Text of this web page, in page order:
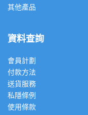
其他產品
資料查詢
會員計劃
付款方法
送貨服務
私隱條例
使用條款